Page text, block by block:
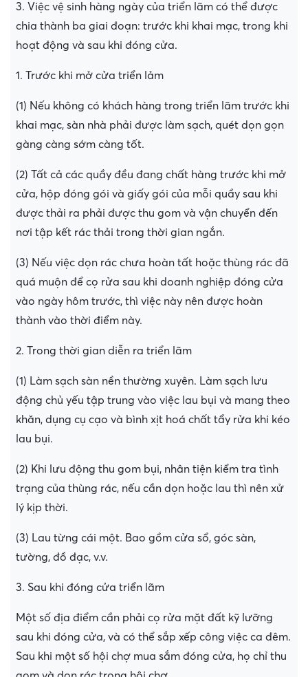
3. Việc vệ sinh hàng ngày của triển lãm có thể được
chia thành ba giai đoạn: trước khi khai mạc, trong khi
hoạt động và sau khi đóng cửa.
1. Trước khi mở cửa triển lảm
(1) Nếu không có khách hàng trong triển lãm trước khi
khai mạc, sàn nhà phải được làm sạch, quét dọn gọn
gàng càng sớm càng tốt.
(2) Tất cả các quầy đều đang chất hàng trước khi mở
cửa, hộp đóng gói và giấy gói của mỗi quầy sau khi
được thải ra phải được thu gom và vận chuyển đến
nơi tập kết rác thải trong thời gian ngắn.
(3) Nếu việc dọn rác chưa hoàn tất hoặc thùng rác đã
quá muộn để cọ rửa sau khi doanh nghiệp đóng cửa
vào ngày hôm trước, thì việc này nên được hoàn
thành vào thời điểm này.
2. Trong thời gian diễn ra triển lãm
(1) Làm sạch sàn nền thường xuyên. Làm sạch lưu
động chủ yếu tập trung vào việc lau bụi và mang theo
khăn, dụng cụ cạo và bình xịt hoá chất tẩy rửa khi kéo
lau bụi.
(2) Khi lưu động thu gom bụi, nhân tiện kiểm tra tình
trạng của thùng rác, nếu cần dọn hoặc lau thì nên xử
lý kịp thời.
(3) Lau từng cái một. Bao gồm cửa sổ, góc sàn,
tường, đồ đạc, v.v.
3. Sau khi đóng cửa triển lãm
Một số địa điểm cần phải cọ rửa mặt đất kỹ lưỡng
sau khi đóng cửa, và có thể sắp xếp công việc ca đêm.
Sau khi một số hội chợ mua sắm đóng cửa, họ chỉ thu